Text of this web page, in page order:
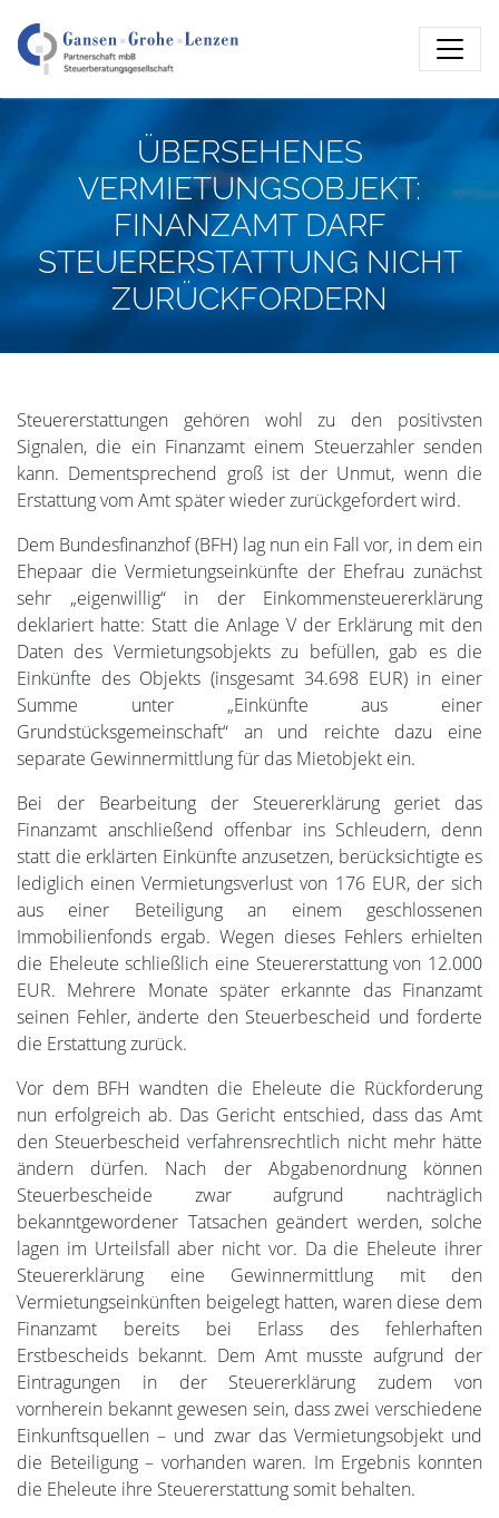
ÜBERSEHENES
VERMIETUNGSOBJEKT:
FINANZAMT DARF
STEUERERSTATTUNG NICHT
ZURÜCKFORDERN
Steuererstattungen gehören wohl zu den positivsten
Signalen, die ein Finanzamt einem Steuerzahler senden
kann. Dementsprechend groß ist der Unmut, wenn die
Erstattung vom Amt später wieder zurückgefordert wird.
Dem Bundesfinanzhof (BFH) lag nun ein Fall vor, in dem ein
Ehepaar die Vermietungseinkünfte der Ehefrau zunächst
sehr „eigenwillig“ in der Einkommensteuererklärung
deklariert hatte: Statt die Anlage V der Erklärung mit den
Daten des Vermietungsobjekts zu befüllen, gab es die
Einkünfte des Objekts (insgesamt 34.698 EUR) in einer
Summe unter „Einkünfte aus einer
Grundstücksgemeinschaft“ an und reichte dazu eine
separate Gewinnermittlung für das Mietobjekt ein.
Bei der Bearbeitung der Steuererklärung geriet das
Finanzamt anschließend offenbar ins Schleudern, denn
statt die erklärten Einkünfte anzusetzen, berücksichtigte es
lediglich einen Vermietungsverlust von 176 EUR, der sich
aus einer Beteiligung an einem geschlossenen
Immobilienfonds ergab. Wegen dieses Fehlers erhielten
die Eheleute schließlich eine Steuererstattung von 12.000
EUR. Mehrere Monate später erkannte das Finanzamt
seinen Fehler, änderte den Steuerbescheid und forderte
die Erstattung zurück.
Vor dem BFH wandten die Eheleute die Rückforderung
nun erfolgreich ab. Das Gericht entschied, dass das Amt
den Steuerbescheid verfahrensrechtlich nicht mehr hätte
ändern dürfen. Nach der Abgabenordnung können
Steuerbescheide zwar aufgrund nachträglich
bekanntgewordener Tatsachen geändert werden, solche
lagen im Urteilsfall aber nicht vor. Da die Eheleute ihrer
Steuererklärung eine Gewinnermittlung mit den
Vermietungseinkünften beigelegt hatten, waren diese dem
Finanzamt bereits bei Erlass des fehlerhaften
Erstbescheids bekannt. Dem Amt musste aufgrund der
Eintragungen in der Steuererklärung zudem von
vornherein bekannt gewesen sein, dass zwei verschiedene
Einkunftsquellen – und zwar das Vermietungsobjekt und
die Beteiligung – vorhanden waren. Im Ergebnis konnten
die Eheleute ihre Steuererstattung somit behalten.